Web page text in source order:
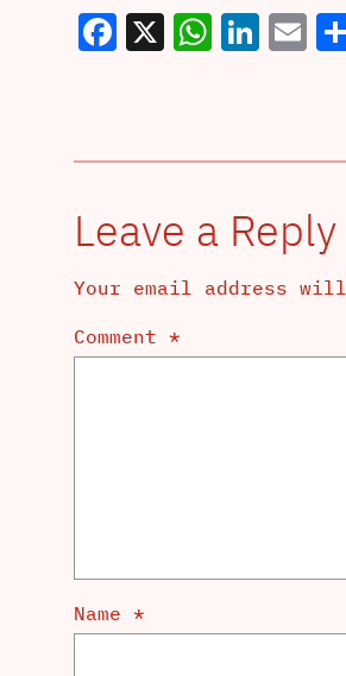
Facebook
X
Leave a Reply
Your email address
Comment *
Name *